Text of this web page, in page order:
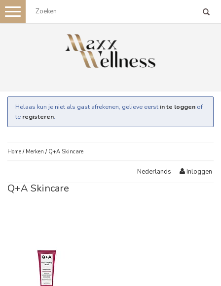
Toggle
navigation
Helaas kun je niet als gast afrekenen, gelieve eerst in te loggen of
te registeren.
Home / Merken / Q+A Skincare
Nederlands Inloggen
Q+A Skincare